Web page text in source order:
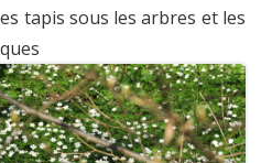
tapis sous les arbres et les